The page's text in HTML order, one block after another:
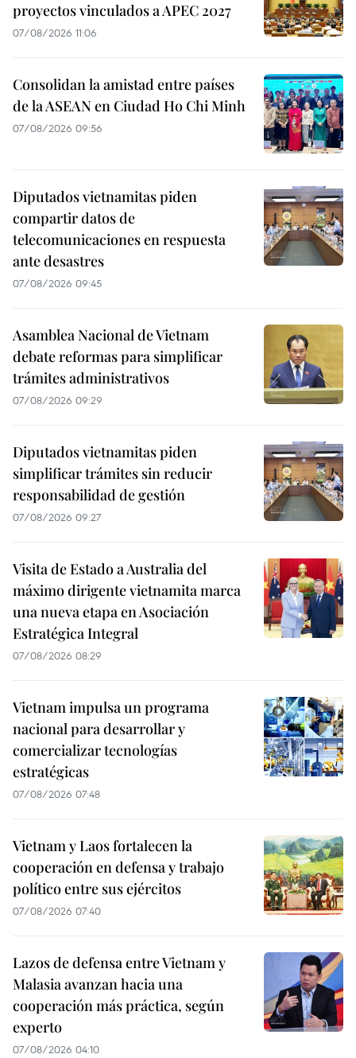
proyectos vinculados a APEC 2027
07/08/2026 11:06
Consolidan la amistad entre países
de la ASEAN en Ciudad Ho Chi Minh
07/08/2026 09:56
Diputados vietnamitas piden
compartir datos de
telecomunicaciones en respuesta
ante desastres
07/08/2026 09:45
Asamblea Nacional de Vietnam
debate reformas para simplificar
trámites administrativos
07/08/2026 09:29
Diputados vietnamitas piden
simplificar trámites sin reducir
responsabilidad de gestión
07/08/2026 09:27
Visita de Estado a Australia del
máximo dirigente vietnamita marca
una nueva etapa en Asociación
Estratégica Integral
07/08/2026 08:29
Vietnam impulsa un programa
nacional para desarrollar y
comercializar tecnologías
estratégicas
07/08/2026 07:48
Vietnam y Laos fortalecen la
cooperación en defensa y trabajo
político entre sus ejércitos
07/08/2026 07:40
Lazos de defensa entre Vietnam y
Malasia avanzan hacia una
cooperación más práctica, según
experto
07/08/2026 04:10